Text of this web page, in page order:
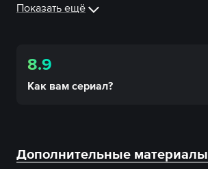
Показать ещё
8.9
Как вам сериал?
Дополнительные материалы